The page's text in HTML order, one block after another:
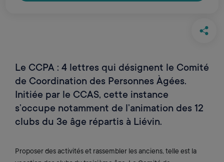
Le CCPA : 4 lettres qui désignent le Comité
de Coordination des Personnes Àgées.
Initiée par le CCAS, cette instance
s’occupe notamment de l’animation des 12
clubs du 3e âge répartis à Liévin.
Proposer des activités et rassembler les anciens, telle est la